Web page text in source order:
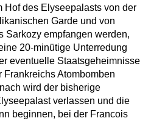
Hof des Elyseepalasts von der
Garde und von
Sarkozy empfangen werden,
20-minütige Unterredung
eventuelle Staatsgeheimnisse
Frankreichs Atombomben
wird der bisherige
verlassen und die
beginnen, bei der Francois